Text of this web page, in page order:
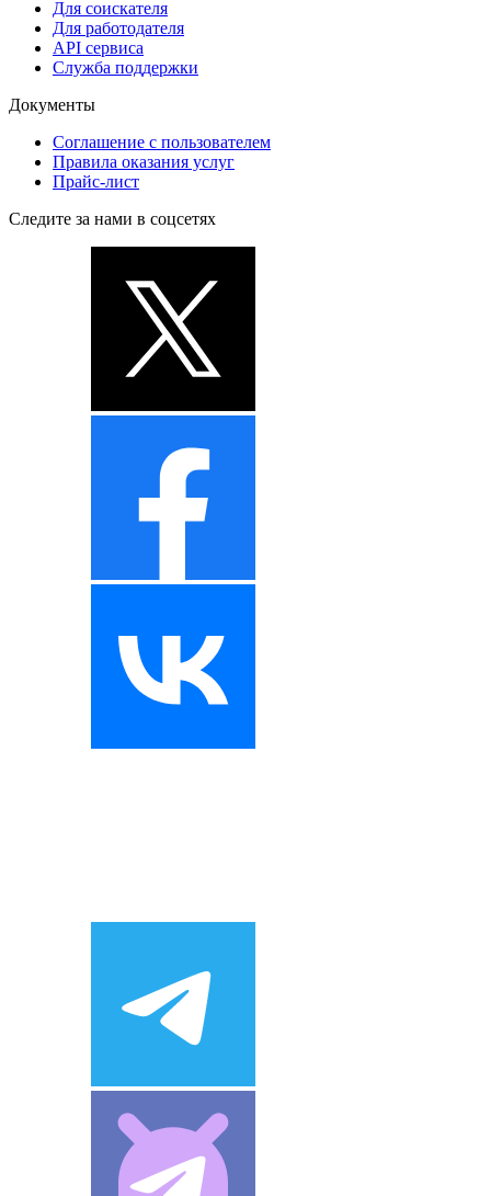
Для соискателя
Для работодателя
API сервиса
Служба поддержки
Документы
Соглашение с пользователем
Правила оказания услуг
Прайс-лист
Следите за нами в соцсетях